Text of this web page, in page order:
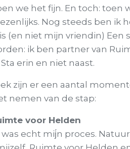
we het fijn. En toch: toen
Nog steeds ben ik
(en niet mijn vriendin) Een
ik ben partner van
erin en niet naast.
zijn er een aantal
nemen van de stap:
voor Helden
echt mij́n proces.